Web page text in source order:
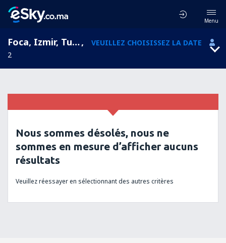
Menu
Foca, Izmir, Turquie,
VEUILLEZ CHOISISSEZ LA DATE
2
Nous sommes désolés, nous ne
sommes en mesure d’afficher aucuns
résultats
Veuillez réessayer en sélectionnant des autres critères